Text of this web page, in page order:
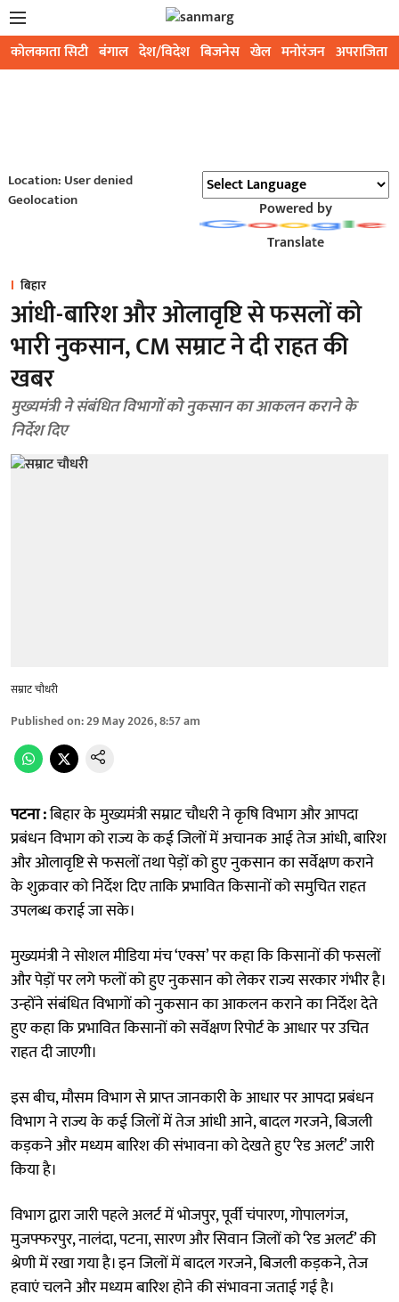
कोलकाता सिटी बंगाल देश/विदेश बिजनेस खेल मनोरंजन अपराजिता
Location: User denied
Geolocation
Powered by
Translate
बिहार
आंधी-बारिश और ओलावृष्टि से फसलों को
भारी नुकसान, CM सम्राट ने दी राहत की
खबर
मुख्यमंत्री ने संबंधित विभागों को नुकसान का आकलन कराने के
निर्देश दिए
सम्राट चौधरी
Published on:29 May 2026, 8:57 am
पटना :बिहार के मुख्यमंत्री सम्राट चौधरी ने कृषि विभाग और आपदा
प्रबंधन विभाग को राज्य के कई जिलों में अचानक आई तेज आंधी, बारिश
और ओलावृष्टि से फसलों तथा पेड़ों को हुए नुकसान का सर्वेक्षण कराने
के शुक्रवार को निर्देश दिए ताकि प्रभावित किसानों को समुचित राहत
उपलब्ध कराई जा सके।
मुख्यमंत्री ने सोशल मीडिया मंच ‘एक्स’ पर कहा कि किसानों की फसलों
और पेड़ों पर लगे फलों को हुए नुकसान को लेकर राज्य सरकार गंभीर है।
उन्होंने संबंधित विभागों को नुकसान का आकलन कराने का निर्देश देते
हुए कहा कि प्रभावित किसानों को सर्वेक्षण रिपोर्ट के आधार पर उचित
राहत दी जाएगी।
इस बीच, मौसम विभाग से प्राप्त जानकारी के आधार पर आपदा प्रबंधन
विभाग ने राज्य के कई जिलों में तेज आंधी आने, बादल गरजने, बिजली
कड़कने और मध्यम बारिश की संभावना को देखते हुए ‘रेड अलर्ट’ जारी
किया है।
विभाग द्वारा जारी पहले अलर्ट में भोजपुर, पूर्वी चंपारण, गोपालगंज,
मुजफ्फरपुर, नालंदा, पटना, सारण और सिवान जिलों को ‘रेड अलर्ट’ की
श्रेणी में रखा गया है। इन जिलों में बादल गरजने, बिजली कड़कने, तेज
हवाएं चलने और मध्यम बारिश होने की संभावना जताई गई है।